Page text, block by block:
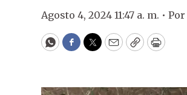
Agosto 4, 2024 11:47 a. m. • Por
WhatsApp
Facebook
Twitter
EmailCopyPrint